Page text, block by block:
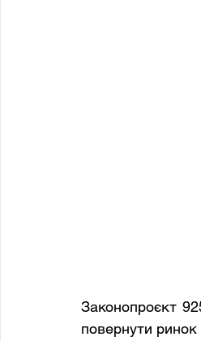
Законопроєкт
повернути ринок